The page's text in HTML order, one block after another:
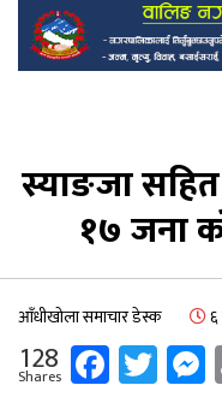
स्याङजा
१७ जना
आँधीखोला समाचार डेस्क ६
128
Shares